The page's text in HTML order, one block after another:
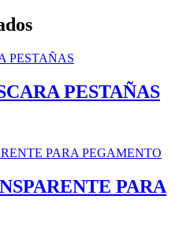
PESTAÑAS
PARA